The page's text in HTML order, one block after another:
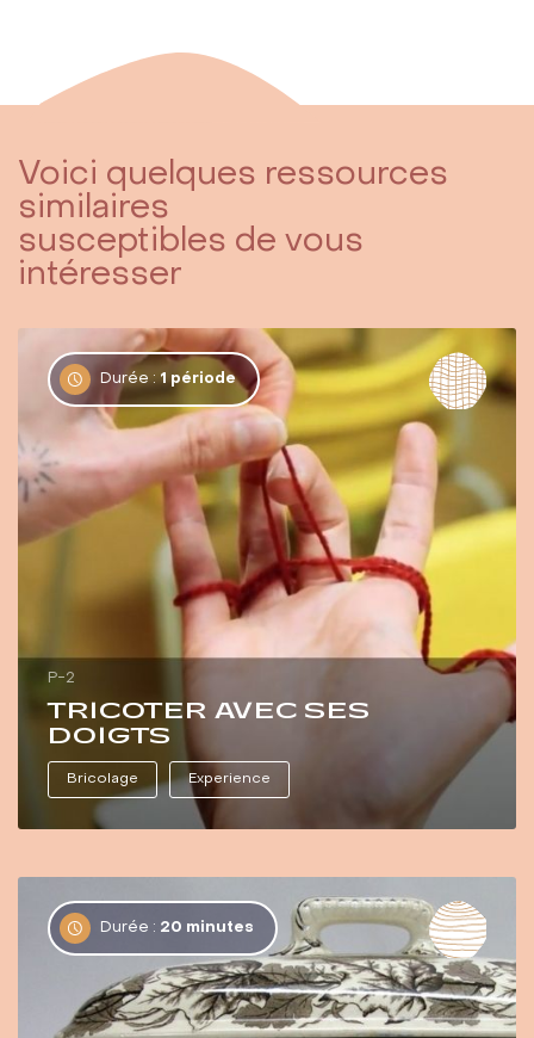
Voici quelques ressources
similaires
susceptibles de vous
intéresser
Durée : 1 période
P-2
TRICOTER AVEC SES
DOIGTS
Bricolage Experience
Durée : 20 minutes